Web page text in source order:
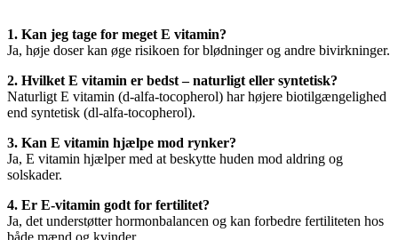
1. Kan jeg tage for meget E vitamin?
Ja, høje doser kan øge risikoen for blødninger og andre bivirkninger.
2. Hvilket E vitamin er bedst – naturligt eller syntetisk?
Naturligt E vitamin (d-alfa-tocopherol) har højere biotilgængelighed
end syntetisk (dl-alfa-tocopherol).
3. Kan E vitamin hjælpe mod rynker?
Ja, E vitamin hjælper med at beskytte huden mod aldring og
solskader.
4. Er E-vitamin godt for fertilitet?
Ja, det understøtter hormonbalancen og kan forbedre fertiliteten hos
både mænd og kvinder.